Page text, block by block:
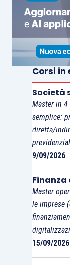
Corsi in
Società
Master in 4
semplice:
diretta/
9/09/2026
Finanza
Master
le imprese
15/09/2026